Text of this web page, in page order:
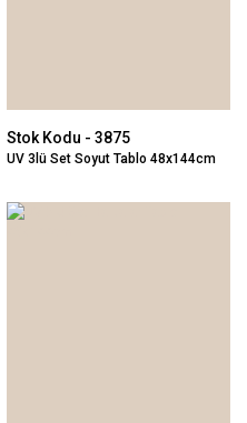
Stok Kodu - 3875
UV 3lü Set Soyut Tablo 48x144cm